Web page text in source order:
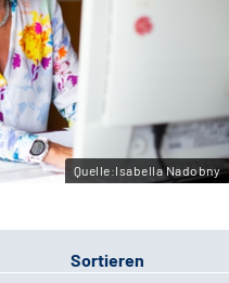
Quelle:Isabella Nadobny
Sortieren